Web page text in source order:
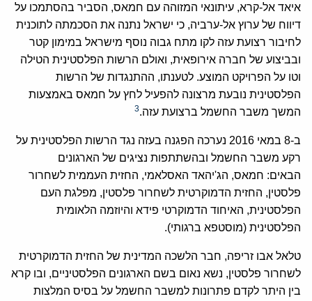
איאד אל-קרא, עיתונאי המזוהה עם חמאס, הסביר בהסתמכו על
דיווח של ערוץ אל-ערביה, כי ישראל נתנה את הסכמתה לתוכנית
לחיבור רצועת עזה לקו מתח גבוה נוסף מישראל במימון קטר
ובביצוע של חברה אירופאית, ואולם הרשות הפלסטינית הטילה
וטו על הפרויקט המוצע. לטענתו, ההתנגדות של הרשות
הפלסטינית נובעת מרצונה להפעיל לחץ על חמאס באמצעות
המשך משבר החשמל ברצועת עזה.3
ב-8 במאי 2016 נערכה הפגנה בעזה נגד הרשות הפלסטינית על
רקע משבר החשמל ובהשתתפות נציגים של הארגונים
הבאים: חמאס, הג'יהאד האסלאמי, החזית העממית לשחרור
פלסטין, החזית הדמוקרטית לשחרור פלסטין, מפלגת העם
הפלסטינית, האיחוד הדמוקרטי פידא והיוזמה הלאומית
הפלסטינית (מוסטפא ברגותי).
טלאל אבו זריפה, חבר הלשכה המדינית של החזית הדמוקרטית
לשחרור פלסטין, נשא נאום בשם הארגונים הפלסטיניים, ובו קרא
בין היתר לקדם פתרונות למשבר החשמל על בסיס המלצות